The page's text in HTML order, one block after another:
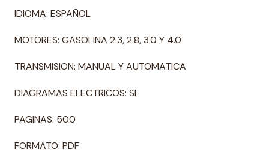
IDIOMA: ESPAÑOL
MOTORES: GASOLINA 2.3, 2.8, 3.0 Y 4.0
TRANSMISION: MANUAL Y AUTOMATICA
DIAGRAMAS ELECTRICOS: SI
PAGINAS: 500
FORMATO: PDF